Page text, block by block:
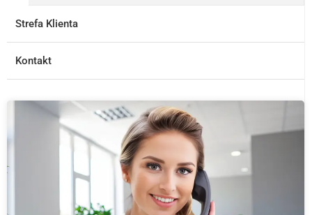
Strefa Klienta
Kontakt